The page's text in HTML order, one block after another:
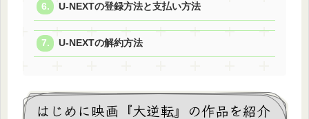
U-NEXTの登録方法と支払い方法
U-NEXTの解約方法
はじめに映画『大逆転』の作品を紹介